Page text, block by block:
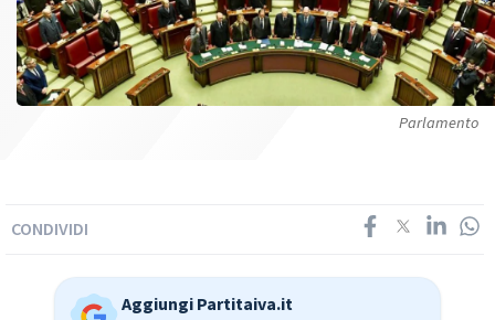
Parlamento
CONDIVIDI
Aggiungi Partitaiva.it